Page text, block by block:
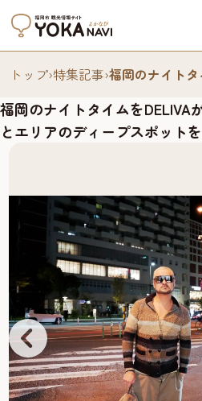
トップ›特集記事›福岡のナイト
福岡のナイトタイムをDELIVA
とエリアのディープスポット